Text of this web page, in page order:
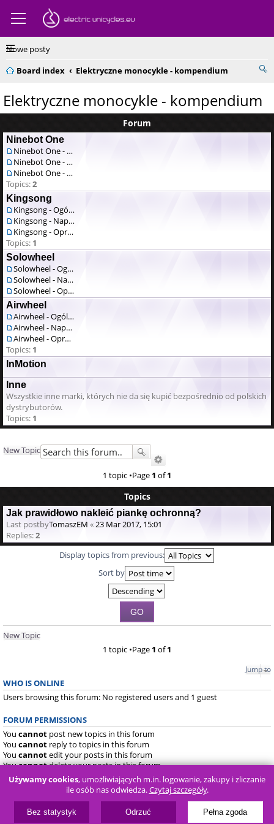
Nowe posty
Board index
Elektryczne monocykle - kompendium
Elektryczne monocykle - kompendium
Forum
Ninebot One
Ninebot One - Ogólne
Ninebot One - Naprawa / serwis
Ninebot One - Oprogramowanie
Topics:2
Kingsong
Kingsong - Ogólne
Kingsong - Naprawa / serwis
Kingsong - Oprogramowanie
Topics: 1
Solowheel
Solowheel - Ogólne
Solowheel - Naprawa / serwis
Solowheel - Oprogramowanie
Airwheel
Airwheel - Ogólne
Airwheel - Naprawa / serwis
Airwheel - Oprogramowanie
Topics: 1
InMotion
Inne
Wszystkie inne marki, których nie da się kupić bezpośrednio od polskich
dystrybutorów.
Topics: 1
New Topic
1 topic •Page 1 of1
Topics
Jak prawidłowo nakleić piankę ochronną?
Last postbyTomaszEM «23 Mar 2017, 15:01
Replies:2
Display topics from previous:
Sort by
New Topic
1 topic •Page 1 of1
Jump to
WHO IS ONLINE
Users browsing this forum: No registered users and 1 guest
FORUM PERMISSIONS
You cannot post new topics in this forum
You cannot reply to topics in this forum
You cannotedit your posts in this forum
Youcannotdelete your posts in this forum
Youcannotpost attachments in this forum
Powered by ® Forum Software © phpBB Limited
Używamy cookies, umożliwiających m.in. logowanie, zakupy i zliczanie
ile osób nas odwiedza.Czytaj szczegóły.
Bez statystyk Odrzuć Pełna zgoda